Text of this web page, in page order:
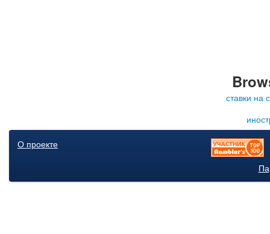
ставки на
О проекте